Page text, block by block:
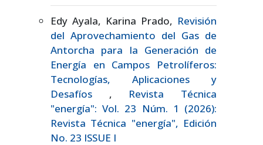
Edy Ayala, Karina Prado, Revisión
del Aprovechamiento del Gas de
Antorcha para la Generación de
Energía en Campos Petrolíferos:
Tecnologías, Aplicaciones y
Desafíos , Revista Técnica
"energía": Vol. 23 Núm. 1 (2026):
Revista Técnica "energía", Edición
No. 23 ISSUE I